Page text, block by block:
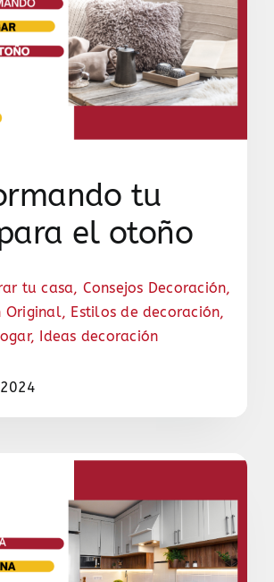
tu
el otoño
tu casa, Consejos Decoración,
Original, Estilos de decoración,
, Ideas decoración